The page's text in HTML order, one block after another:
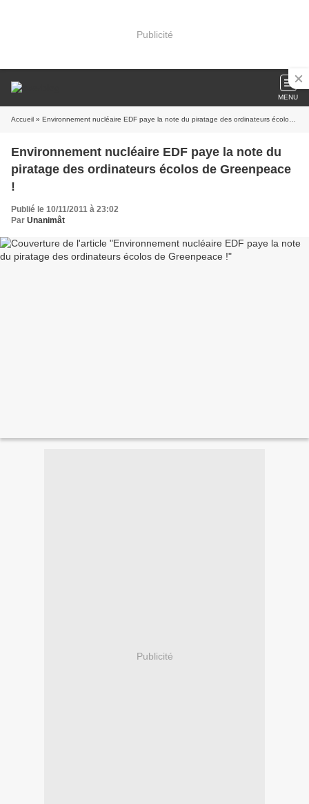
Publicité
MENU
Accueil » Environnement nucléaire EDF paye la note du piratage des ordinateurs écolos de Greenpeace !
Environnement nucléaire EDF paye la note du
piratage des ordinateurs écolos de Greenpeace
!
Publié le 10/11/2011 à 23:02
Par Unanimât
Publicité